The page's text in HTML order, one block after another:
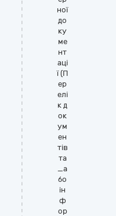
ної
до
ку
ме
нт
аці
ї (П
ер
елі
к д
ок
ум
ен
тів
та
_а
бо
ін
ф
ор